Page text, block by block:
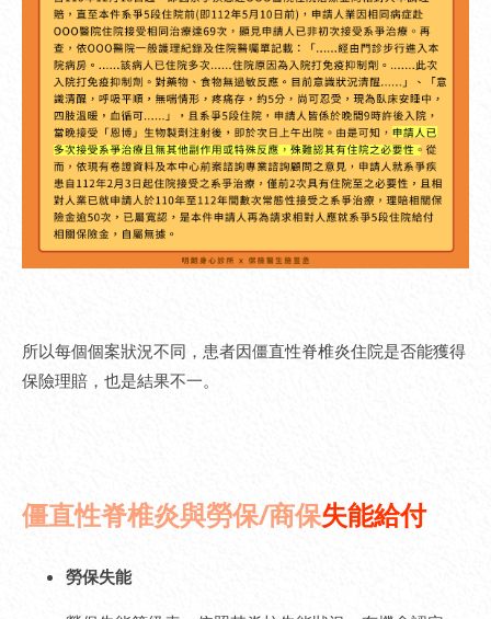
所以每個個案狀況不同，患者因僵直性脊椎炎住院是否能獲得
保險理賠，也是結果不一。
僵直性脊椎炎與勞保/商保失能給付
勞保失能